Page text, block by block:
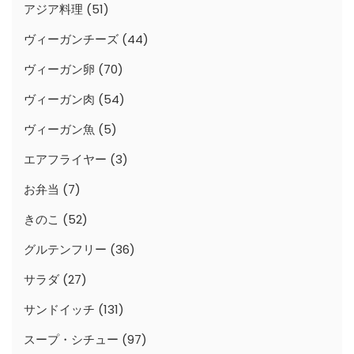
アジア料理 (51)
ヴィーガンチーズ (44)
ヴィーガン卵 (70)
ヴィーガン肉 (54)
ヴィーガン魚 (5)
エアフライヤー (3)
お弁当 (7)
きのこ (52)
グルテンフリー (36)
サラダ (27)
サンドイッチ (131)
スープ・シチュー (97)